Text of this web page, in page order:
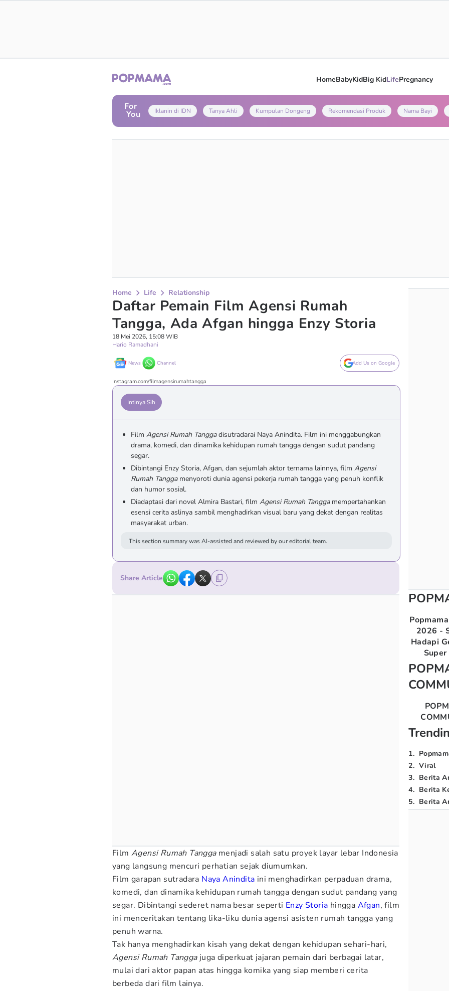
HomeBabyKidBig KidLifePregnancy
For
You Iklanin di IDN Tanya Ahli Kumpulan Dongeng Rekomendasi Produk Nama Bayi
Home Life Relationship
Daftar Pemain Film Agensi Rumah
Tangga, Ada Afgan hingga Enzy Storia
18 Mei 2026, 15:08 WIB
Hario Ramadhani
News Channel Add Us on Google
Instagram.com/filmagensirumahtangga
Intinya Sih
Film Agensi Rumah Tanggadisutradarai Naya Anindita. Film ini menggabungkan
drama, komedi, dan dinamika kehidupan rumah tangga dengan sudut pandang
segar.
Dibintangi Enzy Storia, Afgan, dan sejumlah aktor ternama lainnya, film Agensi
Rumah Tangga menyoroti dunia agensi pekerja rumah tangga yang penuh konflik
dan humor sosial.
Diadaptasi dari novel Almira Bastari, film Agensi Rumah Tangga mempertahankan
esensi cerita aslinya sambil menghadirkan visual baru yang dekat dengan realitas
masyarakat urban.
This section summary was AI-assisted and reviewed by our editorial team.
Share Article
Film Agensi Rumah Tanggamenjadi salah satu proyek layar lebar Indonesia
yang langsung mencuri perhatian sejak diumumkan.
Film garapan sutradara Naya Anindita ini menghadirkan perpaduan drama,
komedi, dan dinamika kehidupan rumah tangga dengan sudut pandang yang
segar. Dibintangi sederet nama besar seperti Enzy Storia hingga Afgan, film
ini menceritakan tentang lika-liku dunia agensi asisten rumah tangga yang
penuh warna.
Tak hanya menghadirkan kisah yang dekat dengan kehidupan sehari-hari,
Agensi Rumah Tanggajuga diperkuat jajaran pemain dari berbagai latar,
mulai dari aktor papan atas hingga komika yang siap memberi cerita
berbeda dari film lainya.
2026 -
Hadapi
1.
2. Viral
3. Berita
4. Berita
5. Berita